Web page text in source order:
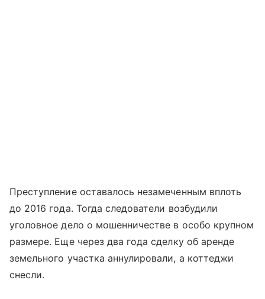
Преступление оставалось незамеченным вплоть
до 2016 года. Тогда следователи возбудили
уголовное дело о мошенничестве в особо крупном
размере. Еще через два года сделку об аренде
земельного участка аннулировали, а коттеджи
снесли.